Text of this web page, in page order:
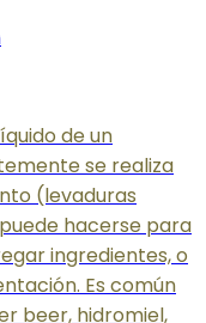
de un
se realiza
(levaduras
hacerse para
ingredientes, o
Es común
beer, hidromiel,